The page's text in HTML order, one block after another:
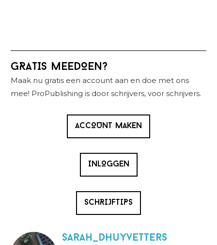
Primaire
Sidebar
GRATIS MEEDOEN?
Maak nu gratis een account aan en doe met ons
mee! ProPublishing is door schrijvers, voor schrijvers.
ACCOUNT MAKEN
INLOGGEN
SCHRIJFTIPS
Sarah_Dhuyvetters